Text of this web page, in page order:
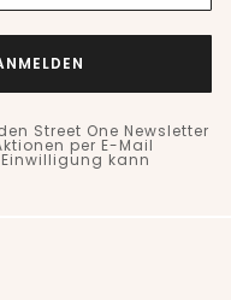
Street One Newsletter
per E-Mail
kann